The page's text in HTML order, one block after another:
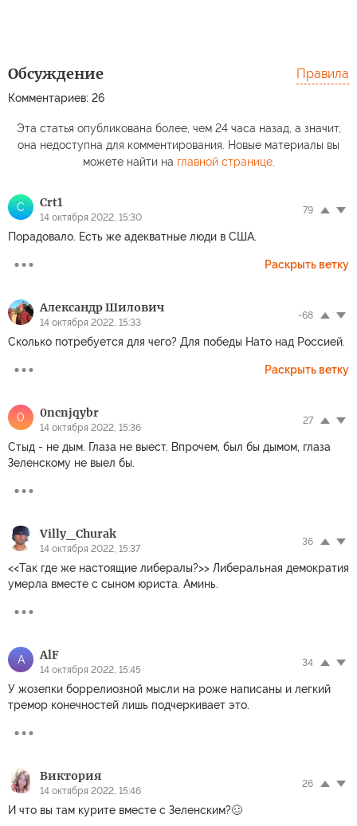
Обсуждение
Комментариев: 26
Правила
Эта статья опубликована более, чем 24 часа назад, а значит,
она недоступна для комментирования. Новые материалы вы
можете найти на главной странице.
C Crt1
14 октября 2022, 15:30
79
Порадовало. Есть же адекватные люди в США.
Раскрыть ветку
Александр Шилович
14 октября 2022, 15:33
-68
Сколько потребуется для чего? Для победы Нато над Россией.
Раскрыть ветку
0 0ncnjqybr
14 октября 2022, 15:36
27
Стыд - не дым. Глаза не выест. Впрочем, был бы дымом, глаза
Зеленскому не выел бы.
Villy_Churak
14 октября 2022, 15:37
36
<<Так где же настоящие либералы?>> Либеральная демократия
умерла вместе с сыном юриста. Аминь.
A AlF
14 октября 2022, 15:45
34
У жозепки боррелиозной мысли на роже написаны и легкий
тремор конечностей лишь подчеркивает это.
Виктория
14 октября 2022, 15:46
26
И что вы там курите вместе с Зеленским?🥴